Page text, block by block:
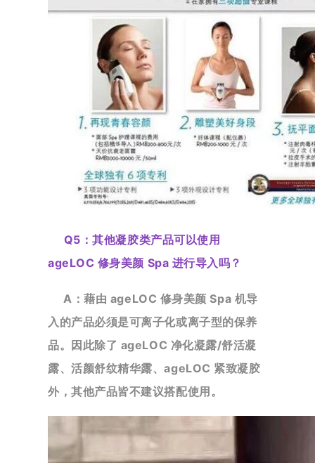
Q5：其他凝胶类产品可以使用
ageLOC 修身美颜 Spa 进行导入吗？
A：藉由 ageLOC 修身美颜 Spa 机导
入的产品必须是可离子化或离子型的保养
品。因此除了 ageLOC 净化凝露/舒活凝
露、活颜舒纹精华露、ageLOC 紧致凝胶
外，其他产品皆不建议搭配使用。